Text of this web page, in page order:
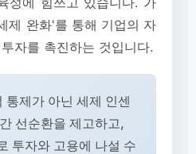
제 완화'를 통해 기업의 자
자를 촉진하는 것입니다.
통제가 아닌 세제 인센
선순환을 제고하고,
투자와 고용에 나설 수